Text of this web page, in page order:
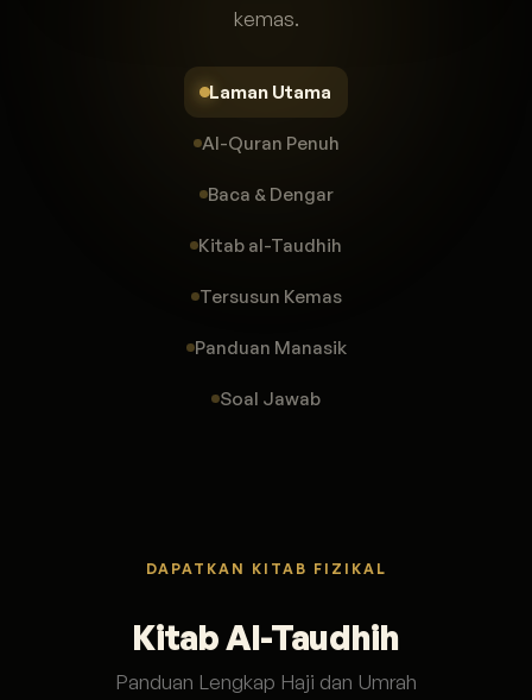
kemas.
Laman Utama
Al-Quran Penuh
Baca & Dengar
Kitab al-Taudhih
Tersusun Kemas
Panduan Manasik
Soal Jawab
DAPATKAN KITAB FIZIKAL
Kitab Al-Taudhih
Panduan Lengkap Haji dan Umrah